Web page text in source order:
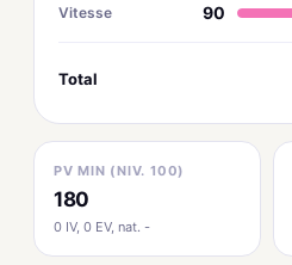
Vitesse 90
Total
PV MIN (NIV. 100)
180
0 IV, 0 EV, nat. -